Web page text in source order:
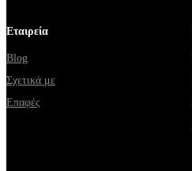
Εταιρεία
Blog
Σχετικά με
Επαφές